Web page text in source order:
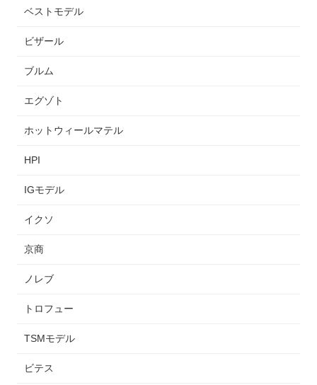
ベストモデル
ビザール
ブルム
エグゾト
ホットウィールマテル
HPI
IGモデル
イクソ
京商
ノレブ
トロフュー
TSMモデル
ビテス